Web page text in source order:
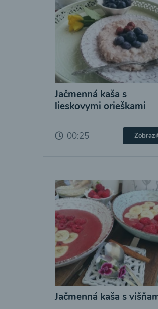
Jačmenná kaša s
lieskovymi orieškami
00:25
Jačmenná kaša s